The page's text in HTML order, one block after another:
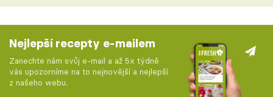
Nejlepší recepty e-mailem
Zanechte nám svůj e-mail a až 5x týdně
vás upozorníme na to nejnovější a nejlepší
z našeho webu.